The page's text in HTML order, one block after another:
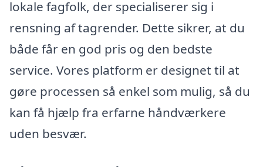
lokale fagfolk, der specialiserer sig i
rensning af tagrender. Dette sikrer, at du
både får en god pris og den bedste
service. Vores platform er designet til at
gøre processen så enkel som mulig, så du
kan få hjælp fra erfarne håndværkere
uden besvær.